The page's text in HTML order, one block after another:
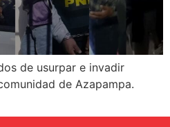
de usurpar e invadir
de Azapampa.